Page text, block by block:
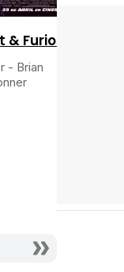
& Furious 5
- Brian